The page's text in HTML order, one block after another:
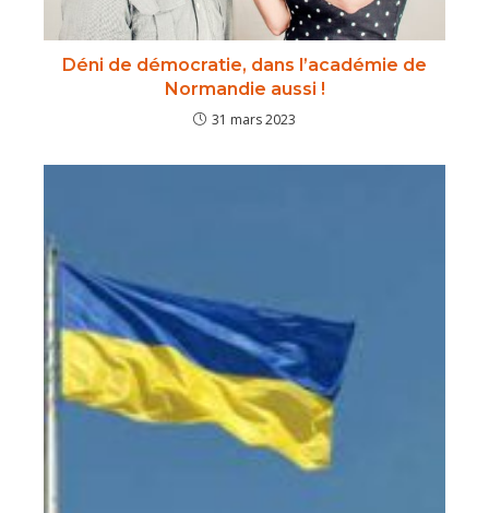
Déni de démocratie, dans l’académie de
Normandie aussi !
31 mars 2023